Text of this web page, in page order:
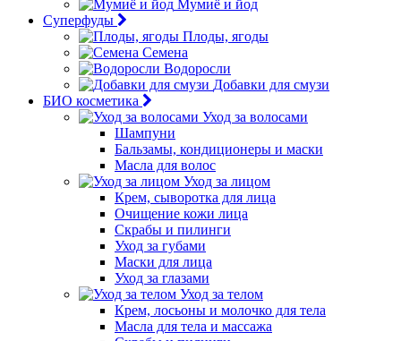
Мумиё и йод
Суперфуды
Плоды, ягоды
Семена
Водоросли
Добавки для смузи
БИО косметика
Уход за волосами
Шампуни
Бальзамы, кондиционеры и маски
Масла для волос
Уход за лицом
Крем, сыворотка для лица
Очищение кожи лица
Скрабы и пилинги
Уход за губами
Маски для лица
Уход за глазами
Уход за телом
Крем, лосьоны и молочко для тела
Масла для тела и массажа